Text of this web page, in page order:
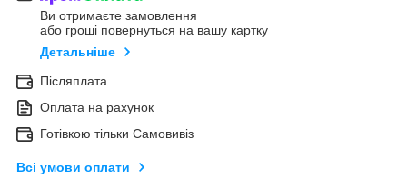
Ви отримаєте замовлення
або гроші повернуться на вашу картку
Детальніше
Післяплата
Оплата на рахунок
Готівкою тільки Самовивіз
Всі умови оплати